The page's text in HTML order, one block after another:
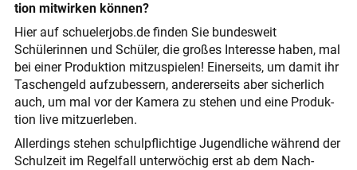
tion mitwirken können?
Hier auf schuelerjobs.de finden Sie bundes­weit
Schülerinnen und Schüler, die großes Inte­resse haben, mal
bei einer Produk­tion mitzu­spielen! Einer­seits, um damit ihr
Taschen­geld aufzu­bessern, anderer­seits aber sicher­lich
auch, um mal vor der Kamera zu stehen und eine Produk­
tion live mitzu­erleben.
Allerdings stehen schul­pflichtige Jugend­liche während der
Schulzeit im Regel­fall unter­wöchig erst ab dem Nach­